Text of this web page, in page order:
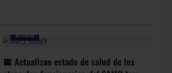
BioBio
🟥 Actualizan estado de salud de los